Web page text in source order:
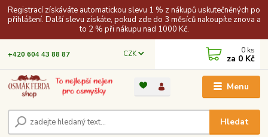
Registrací získáváte automatickou slevu 1 % z nákupů uskutečněných po
přihlášení. Další slevu získáte, pokud zde do 3 měsíců nakoupíte znova a
to 2 % při nákupu nad 1000 Kč.
Menu
CZK
Hledat
+420 604 43 88 87 0 ks
za 0 Kč